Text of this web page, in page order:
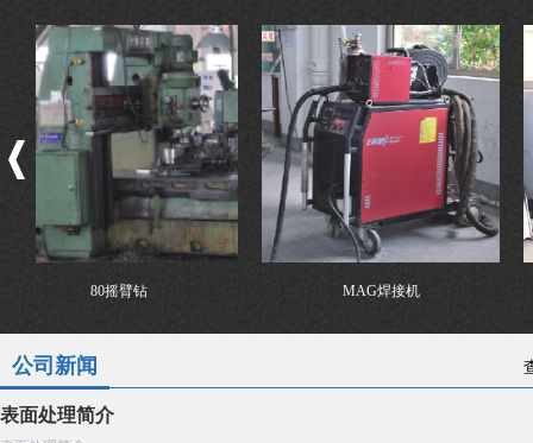
80摇臂钻 MAG焊接机
公司新闻
表面处理简介